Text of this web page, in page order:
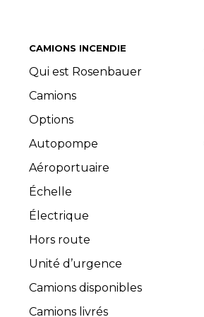
CAMIONS INCENDIE
Qui est Rosenbauer
Camions
Options
Autopompe
Aéroportuaire
Échelle
Électrique
Hors route
Unité d’urgence
Camions disponibles
Camions livrés